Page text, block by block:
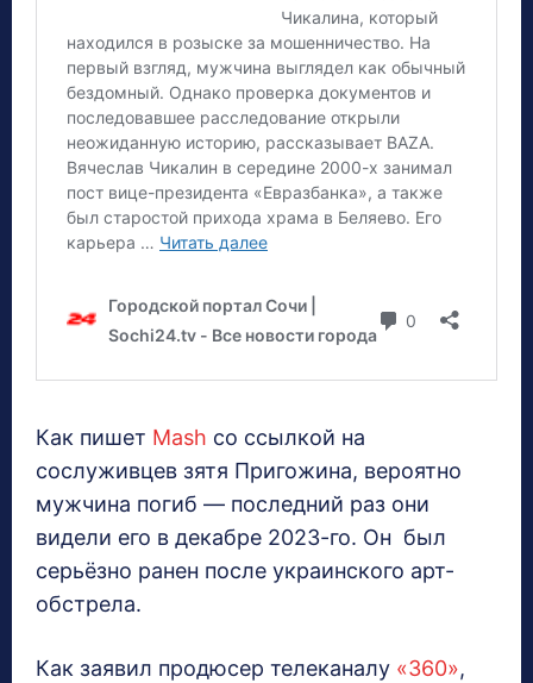
Как пишет Mаsh cо ссылкой на
сослуживцев зятя Пригожина, вероятно
мужчина погиб — последний раз они
видели его в декабре 2023-го. Он был
серьёзно ранен после украинского арт-
обстрела.
Как заявил продюсер телеканалу «360»,